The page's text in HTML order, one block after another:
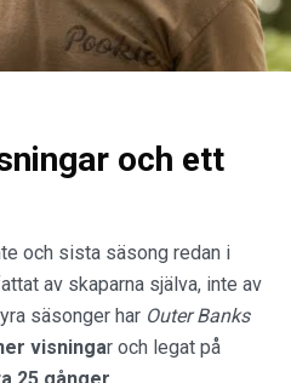
och ett
och sista säsong redan i
av skaparna själva, inte av
säsonger har Outer Banks
visningar och legat på
25 gånger.